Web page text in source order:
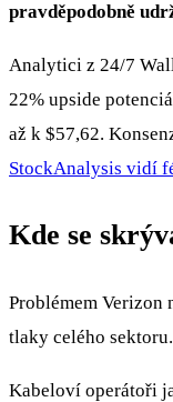
pravděpodobně
Analytici z 24/7
22% upside
až k $57,62.
StockAnalysis vidí
Kde se
Problémem
tlaky celého sektoru.
Kabeloví operátoři